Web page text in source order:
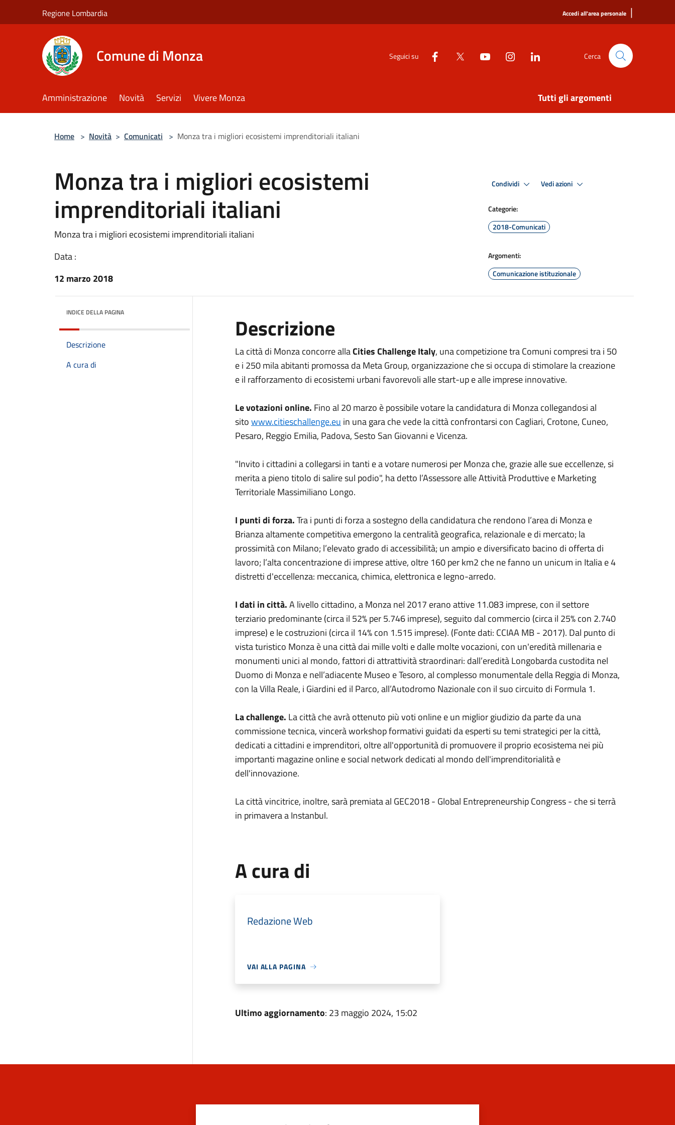
Regione Lombardia Accedi all'area personale |
Comune di Monza Seguici su Cerca
Amministrazione Novità Servizi Vivere Monza Tutti gli argomenti
Home > Novità > Comunicati > Monza tra i migliori ecosistemi imprenditoriali italiani
Monza tra i migliori ecosistemi
imprenditoriali italiani
Monza tra i migliori ecosistemi imprenditoriali italiani
Data :
12 marzo 2018
Condividi Vedi azioni
Categorie:
2018-Comunicati
Argomenti:
Comunicazione istituzionale
INDICE DELLA PAGINA
Descrizione
A cura di
Descrizione
La città di Monza concorre allaCities Challenge Italy, una competizione tra Comuni compresi tra i 50
e i 250 mila abitanti promossa da Meta Group, organizzazione che si occupa di stimolare la creazione
e il rafforzamento di ecosistemi urbani favorevoli alle start-up e alle imprese innovative.
Le votazioni online. Fino al 20 marzo è possibile votare la candidatura di Monza collegandosi al
sitowww.citieschallenge.eu in una gara che vede la città confrontarsi con Cagliari, Crotone, Cuneo,
Pesaro, Reggio Emilia, Padova, Sesto San Giovanni e Vicenza.
"Invito i cittadini a collegarsi in tanti e a votare numerosi per Monza che, grazie alle sue eccellenze, si
merita a pieno titolo di salire sul podio", ha detto l’Assessore alle Attività Produttive e Marketing
Territoriale Massimiliano Longo.
I punti di forza.Tra i punti di forza a sostegno della candidatura che rendono l’area di Monza e
Brianza altamente competitiva emergono la centralità geografica, relazionale e di mercato; la
prossimità con Milano; l’elevato grado di accessibilità; un ampio e diversificato bacino di offerta di
lavoro; l’alta concentrazione di imprese attive, oltre 160 per km2 che ne fanno un unicum in Italia e 4
distretti d'eccellenza: meccanica, chimica, elettronica e legno-arredo.
I dati in città.A livello cittadino, a Monza nel 2017 erano attive 11.083 imprese, con il settore
terziario predominante (circa il 52% per 5.746 imprese), seguito dal commercio (circa il 25% con 2.740
imprese) e le costruzioni (circa il 14% con 1.515 imprese). (Fonte dati: CCIAA MB - 2017). Dal punto di
vista turistico Monza è una città dai mille volti e dalle molte vocazioni, con un'eredità millenaria e
monumenti unici al mondo, fattori di attrattività straordinari: dall’eredità Longobarda custodita nel
Duomo di Monza e nell’adiacente Museo e Tesoro, al complesso monumentale della Reggia di Monza,
con la Villa Reale, i Giardini ed il Parco, all’Autodromo Nazionale con il suo circuito di Formula 1.
La challenge. La città che avrà ottenuto più voti online e un miglior giudizio da parte da una
commissione tecnica, vincerà workshop formativi guidati da esperti su temi strategici per la città,
dedicati a cittadini e imprenditori, oltre all'opportunità di promuovere il proprio ecosistema nei più
importanti magazine online e social network dedicati al mondo dell'imprenditorialità e
dell'innovazione.
La città vincitrice, inoltre, sarà premiata al GEC2018 - Global Entrepreneurship Congress - che si terrà
in primavera a Instanbul.
A cura di
Redazione Web
VAI ALLA PAGINA
Ultimo aggiornamento: 23 maggio 2024, 15:02